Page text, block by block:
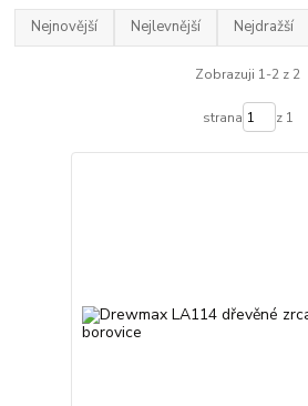
Nejnovější Nejlevnější Nejdražší
Zobrazuji 1-2 z 2
strana z 1